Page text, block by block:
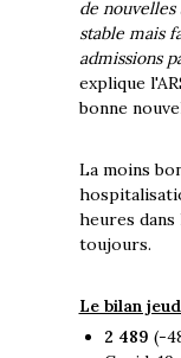
de
stable mais
admissions
explique
bonne
La moins
heures
toujours.
Le bilan
2 489 (-